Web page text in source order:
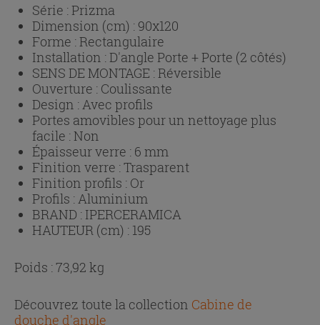
Série :Prizma
Dimension (cm) : 90x120
Forme :Rectangulaire
Installation :D'angle Porte + Porte (2 côtés)
SENS DE MONTAGE :Réversible
Ouverture : Coulissante
Design : Avec profils
Portes amovibles pour un nettoyage plus
facile :Non
Épaisseur verre : 6 mm
Finition verre :Trasparent
Finition profils : Or
Profils : Aluminium
BRAND : IPERCERAMICA
HAUTEUR (cm) : 195
Poids : 73,92 kg
Découvrez toute la collection Cabine de
douche d'angle